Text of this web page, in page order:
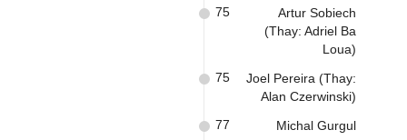
Artur Sobiech
(Thay: Adriel Ba
Loua)
75
Joel Pereira (Thay:
Alan Czerwinski)
75
Michal Gurgul
77